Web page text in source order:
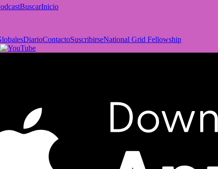
BuscarInicio
DiarioContactoSuscribirseNational Grid Fellowship